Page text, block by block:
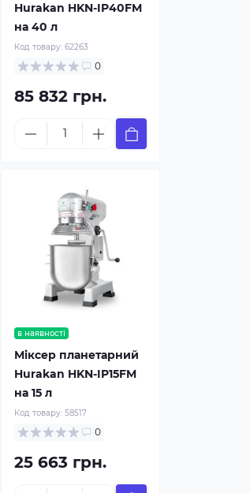
Hurakan HKN-IP40FM
на 40 л
Код товару:62263
0
85 832 грн.
в наявності
Міксер планетарний
Hurakan HKN-IP15FM
на 15 л
Код товару:58517
0
25 663 грн.